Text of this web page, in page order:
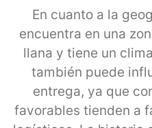
En cuanto a la
encuentra en una
llana y tiene un
también puede
entrega, ya que
favorables tienden a